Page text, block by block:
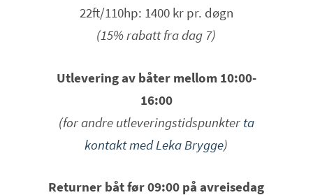
22ft/110hp: 1400 kr pr. døgn
(15% rabatt fra dag 7)
Utlevering av båter mellom 10:00-
16:00
(for andre utleveringstidspunkter ta
kontakt med Leka Brygge)
Returner båt før 09:00 på avreisedag